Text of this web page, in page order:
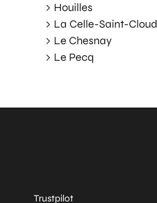
Houilles
La Celle-Saint-Cloud
Le Chesnay
Le Pecq
Trustpilot